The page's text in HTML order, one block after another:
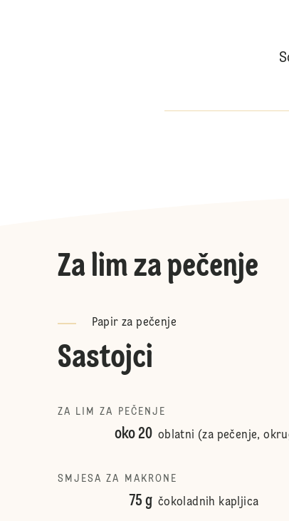
Za lim za pečenje
Papir za pečenje
Sastojci
ZA LIM ZA PEČENJE
oko 20 oblatni (za pečenje,
SMJESA ZA MAKRONE
75 g čokoladnih kapljica